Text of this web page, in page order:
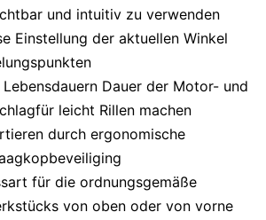
und intuitiv zu verwenden
Einstellung der aktuellen Winkel
Dauer der Motor- und
leicht Rillen machen
durch ergonomische
für die ordnungsgemäße
von oben oder von vorne